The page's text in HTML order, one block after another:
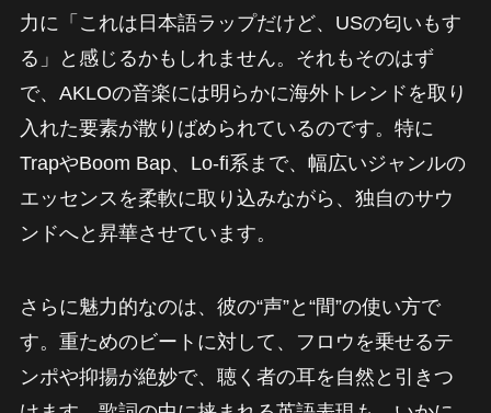
力に「これは日本語ラップだけど、USの匂いもす
る」と感じるかもしれません。それもそのはず
で、AKLOの音楽には明らかに海外トレンドを取り
入れた要素が散りばめられているのです。特に
TrapやBoom Bap、Lo-fi系まで、幅広いジャンルの
エッセンスを柔軟に取り込みながら、独自のサウ
ンドへと昇華させています。
さらに魅力的なのは、彼の“声”と“間”の使い方で
す。重ためのビートに対して、フロウを乗せるテ
ンポや抑揚が絶妙で、聴く者の耳を自然と引きつ